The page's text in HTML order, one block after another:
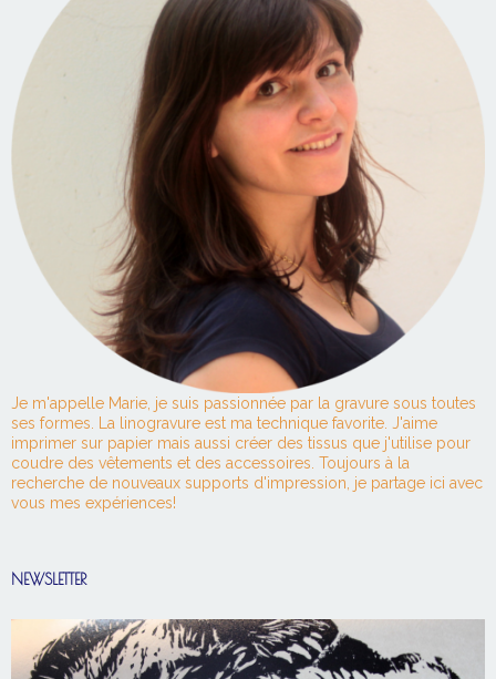
Je m'appelle Marie, je suis passionnée par la gravure sous toutes
ses formes. La linogravure est ma technique favorite. J'aime
imprimer sur papier mais aussi créer des tissus que j'utilise pour
coudre des vêtements et des accessoires. Toujours à la
recherche de nouveaux supports d'impression, je partage ici avec
vous mes expériences!
NEWSLETTER